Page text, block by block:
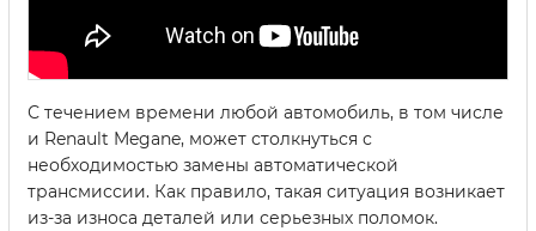
С течением времени любой автомобиль, в том числе
и Renault Megane, может столкнуться с
необходимостью замены автоматической
трансмиссии. Как правило, такая ситуация возникает
из-за износа деталей или серьезных поломок.